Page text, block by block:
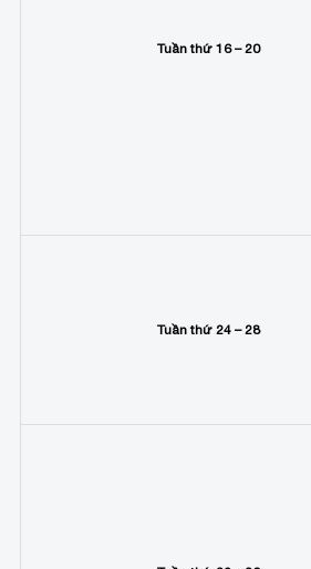
Tuần thứ 16 – 20
Tuần thứ 24 – 28